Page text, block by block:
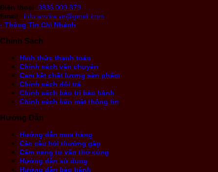
Điện thoại: 0836.009.879
Email
: info.amrita.vn@gmail.com
- Thông Tin Chi Nhánh
Chính Sách
Hình thức thanh toán
Chính sách vận chuyển
Cam kết chất lượng sản phẩm
Chính sách đổi trả
Chính sách bảo trì bảo hành
Chính sách bảo mật thông tin
Hướng Dẫn
Hướng dẫn mua hàng
Các câu hỏi thường gặp
Cẩm nang tư vấn thờ cúng
Hướng dẫn sử dụng
Hướng dẫn bảo hành